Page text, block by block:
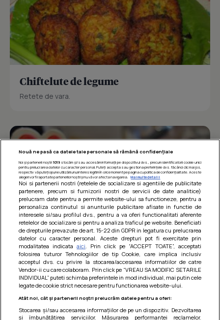
Chiftelute de legume
Retete de vara.
Barcute din vinete cu arpagic rosu
Un deliciu usor de preparat!
Nouă ne pasă ca datele tale personale să rămână confidențiale
Noi și partenerii noștri 1019stocăm și/sau accesăm informații pe dispozitivul dvs., precum identificatorii cookie unici
pentru prelucrarea datelor cu caracter personal. Puteți accepta sau gestiona preferințele dvs. făcând clic mai jos,
respectiv vă puteți opune utilizării unui interes legitim în orice moment pe pagina cu politica de confidențialitate. Aceste
alegeri vor fi raportate partenerilor noștri și nu vă vor afecta navigarea.
Mai multe detalii
Noi si partenerii nostri (retelele de socializare si agentiile de publicitate
partenere, precum si furnizorii nostri de servicii de date analitice)
prelucram date pentru a permite website-ului sa functioneze, pentru a
personaliza continutul si anunturile publicitare afisate in functie de
interesele si/sau profilul dvs., pentru a va oferi functionalitati aferente
retelelor de socializare si pentru a analiza traficul pe website. Beneficiati
de drepturile prevazute de art. 15-22 din GDPR in legatura cu prelucrarea
datelor cu caracter personal. Aceste drepturi pot fi exercitate prin
modalitatea indicataaici . Prin click pe “ACCEPT TOATE”, acceptati
folosirea tuturor Tehnologiilor de tip Cookie, care implica inclusiv
acceptul dvs. cu privire la stocarea/accesarea informatiilor de catre
Vendor-ii cu care colaboram. Prin click pe “VREAU SA MODIFIC SETARILE
INDIVIDUAL” puteti schimba preferintele in mod individual, mai putin cele
legate de cookie strict necesare pentru functionarea website-ului.
Atât noi, cât și partenerii noștri prelucrăm datele pentru a oferi:
Stocarea și/sau accesarea informațiilor de pe un dispozitiv. Dezvoltarea
și îmbunătățirea serviciilor. Măsurarea performanței reclamelor.